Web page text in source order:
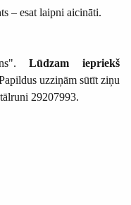
– esat laipni aicināti.
Lūdzam iepriekš
uzziņām sūtīt ziņu
29207993.